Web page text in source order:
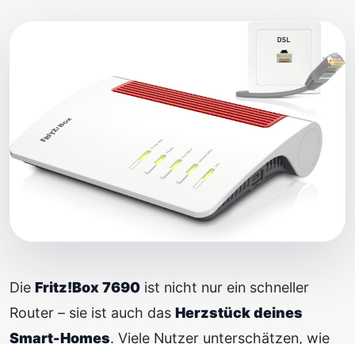
Die Fritz!Box 7690 ist nicht nur ein schneller
Router – sie ist auch das Herzstück deines
Smart-Homes. Viele Nutzer unterschätzen, wie